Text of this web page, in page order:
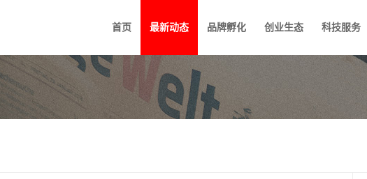
首页 最新动态 品牌孵化 创业生态 科技服务